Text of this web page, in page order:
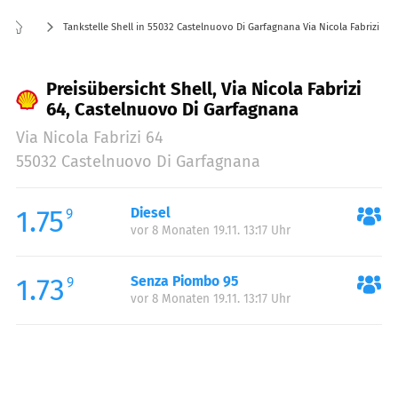
Tankstelle Shell in 55032 Castelnuovo Di Garfagnana Via Nicola Fabrizi 64
Preisübersicht Shell, Via Nicola Fabrizi
64, Castelnuovo Di Garfagnana
Via Nicola Fabrizi 64
55032 Castelnuovo Di Garfagnana
1.759 Diesel
vor 8 Monaten 19.11. 13:17 Uhr
1.73 9 Senza Piombo 95
vor 8 Monaten 19.11. 13:17 Uhr